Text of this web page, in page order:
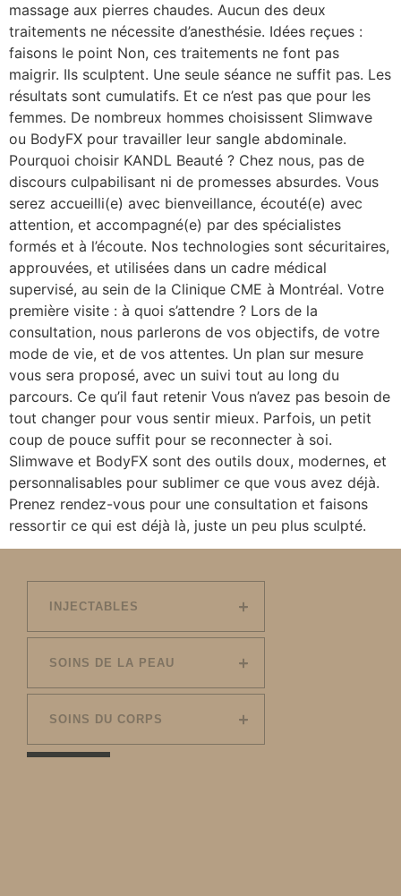
massage aux pierres chaudes. Aucun des deux
traitements ne nécessite d’anesthésie. Idées reçues :
faisons le point Non, ces traitements ne font pas
maigrir. Ils sculptent. Une seule séance ne suffit pas. Les
résultats sont cumulatifs. Et ce n’est pas que pour les
femmes. De nombreux hommes choisissent Slimwave
ou BodyFX pour travailler leur sangle abdominale.
Pourquoi choisir KANDL Beauté ? Chez nous, pas de
discours culpabilisant ni de promesses absurdes. Vous
serez accueilli(e) avec bienveillance, écouté(e) avec
attention, et accompagné(e) par des spécialistes
formés et à l’écoute. Nos technologies sont sécuritaires,
approuvées, et utilisées dans un cadre médical
supervisé, au sein de la Clinique CME à Montréal. Votre
première visite : à quoi s’attendre ? Lors de la
consultation, nous parlerons de vos objectifs, de votre
mode de vie, et de vos attentes. Un plan sur mesure
vous sera proposé, avec un suivi tout au long du
parcours. Ce qu’il faut retenir Vous n’avez pas besoin de
tout changer pour vous sentir mieux. Parfois, un petit
coup de pouce suffit pour se reconnecter à soi.
Slimwave et BodyFX sont des outils doux, modernes, et
personnalisables pour sublimer ce que vous avez déjà.
Prenez rendez-vous pour une consultation et faisons
ressortir ce qui est déjà là, juste un peu plus sculpté.
INJECTABLES
SOINS DE LA PEAU
SOINS DU CORPS